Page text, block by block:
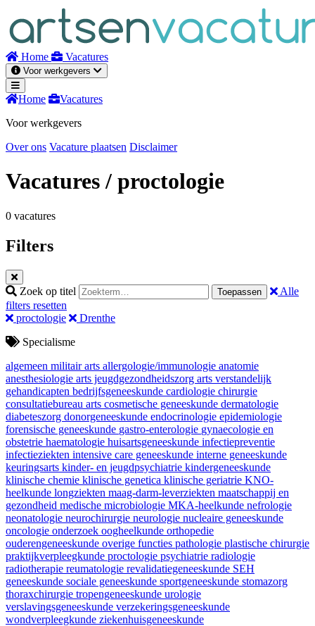
inhoud
Home Vacatures
Voor werkgevers
Home
Vacatures
Voor werkgevers
Over ons Vacature plaatsen Disclaimer
Vacatures/ proctologie
0 vacatures
Filters
Zoek op titel Toepassen
Alle
filters resetten
proctologie
Drenthe
Specialisme
algemeen militair arts allergologie/immunologie anatomie
anesthesiologie arts jeugdgezondheidszorg arts verstandelijk
gehandicapten bedrijfsgeneeskunde cardiologie chirurgie
consultatiebureau arts cosmetische geneeskunde dermatologie
diabeteszorg donorgeneeskunde endocrinologie epidemiologie
forensische geneeskunde gastro-enterologie gynaecologie en
obstetrie haematologie huisartsgeneeskunde infectiepreventie
infectieziekten intensive care geneeskunde interne geneeskunde
keuringsarts kinder- en jeugdpsychiatrie kindergeneeskunde
klinische chemie klinische genetica klinische geriatrie KNO-
heelkunde longziekten maag-darm-leverziekten maatschappij en
gezondheid medische microbiologie MKA-heelkunde nefrologie
neonatologie neurochirurgie neurologie nucleaire geneeskunde
oncologie onderzoek oogheelkunde orthopedie
ouderengeneeskunde overige functies pathologie plastische chirurgie
praktijkverpleegkunde proctologie psychiatrie radiologie
radiotherapie reumatologie revalidatiegeneeskunde SEH
geneeskunde sociale geneeskunde sportgeneeskunde stomazorg
thoraxchirurgie tropengeneeskunde urologie
verslavingsgeneeskunde verzekeringsgeneeskunde
wondverpleegkunde ziekenhuisgeneeskunde